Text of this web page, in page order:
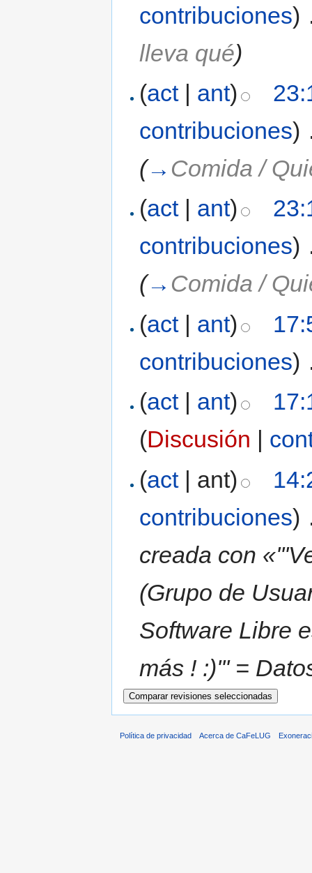
contribuciones)
lleva qué)
(act| ant)
contribuciones)
(→ Comida /
(act| ant)
contribuciones)
(→ Comida /
(act| ant)
contribuciones)
(act| ant)
(Discusión |
(act| ant)
contribuciones)
creada con
(Grupo de
Software Libre
más ! :)''' =
Política de privacidad Acerca de CaFeLUG